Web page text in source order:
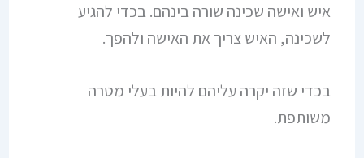
איש ואישה שכינה שורה בינהם. בכדי להגיע
לשכינה, האיש צריך את האישה ולהפך.
בכדי שזה יקרה עליהם להיות בעלי מטרה
משותפת.